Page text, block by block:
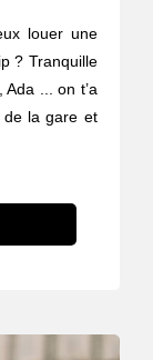
louer une
? Tranquille
... on t’a
de la gare et